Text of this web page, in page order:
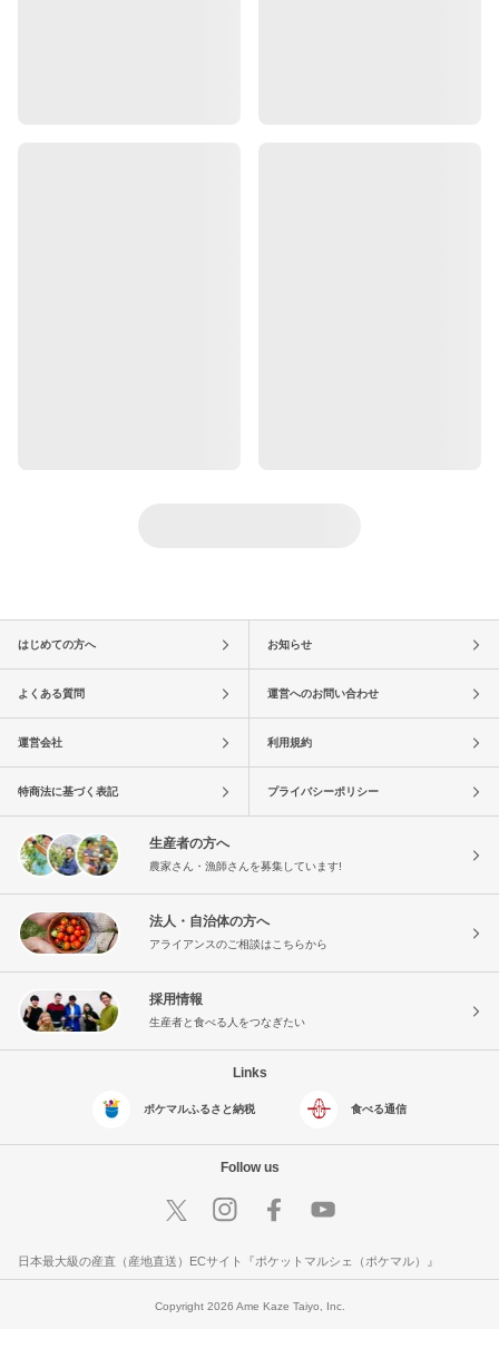
はじめての方へ お知らせ
よくある質問 運営へのお問い合わせ
運営会社 利用規約
特商法に基づく表記 プライバシーポリシー
生産者の方へ
農家さん・漁師さんを募集しています!
法人・自治体の方へ
アライアンスのご相談はこちらから
採用情報
生産者と食べる人をつなぎたい
Links
ポケマルふるさと納税 食べる通信
Follow us
日本最大級の産直（産地直送）ECサイト『ポケットマルシェ（ポケマル）』
Copyright 2026 Ame Kaze Taiyo, Inc.